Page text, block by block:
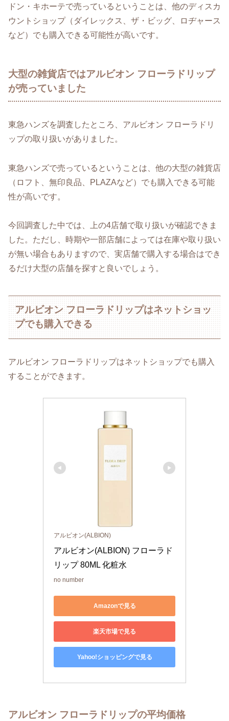
ドン・キホーテで売っているということは、他のディスカ
ウントショップ（ダイレックス、ザ・ビッグ、ロヂャース
など）でも購入できる可能性が高いです。
大型の雑貨店ではアルビオン フローラドリップ
が売っていました
東急ハンズを調査したところ、アルビオン フローラドリ
ップの取り扱いがありました。
東急ハンズで売っているということは、他の大型の雑貨店
（ロフト、無印良品、PLAZAなど）でも購入できる可能
性が高いです。
今回調査した中では、上の4店舗で取り扱いが確認できま
した。ただし、時期や一部店舗によっては在庫や取り扱い
が無い場合もありますので、実店舗で購入する場合はでき
るだけ大型の店舗を探すと良いでしょう。
アルビオン フローラドリップはネットショッ
プでも購入できる
アルビオン フローラドリップはネットショップでも購入
することができます。
アルビオン(ALBION)
アルビオン(ALBION) フローラド
リップ 80ML 化粧水
no number
Amazonで見る
楽天市場で見る
Yahoo!ショッピングで見る
アルビオン フローラドリップの平均価格